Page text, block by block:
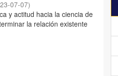
07-07)
y actitud hacia la ciencia de
la relación existente